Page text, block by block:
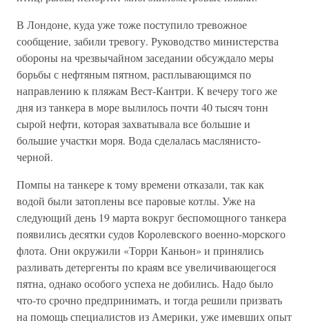
В Лондоне, куда уже тоже поступило тревожное
сообщение, забили тревогу. Руководство министерства
обороны на чрезвычайном заседании обсуждало меры
борьбы с нефтяным пятном, расплывающимся по
направлению к пляжам Вест-Кантри. К вечеру того же
дня из танкера в море вылилось почти 40 тысяч тонн
сырой нефти, которая захватывала все большие и
большие участки моря. Вода сделалась маслянисто-
черной.
Помпы на танкере к тому времени отказали, так как
водой были затоплены все паровые котлы. Уже на
следующий день 19 марта вокруг беспомощного танкера
появились десятки судов Королевского военно-морского
флота. Они окружили «Торри Каньон» и принялись
разливать детергенты по краям все увеличивающегося
пятна, однако особого успеха не добились. Надо было
что-то срочно предпринимать, и тогда решили призвать
на помощь специалистов из Америки, уже имевших опыт